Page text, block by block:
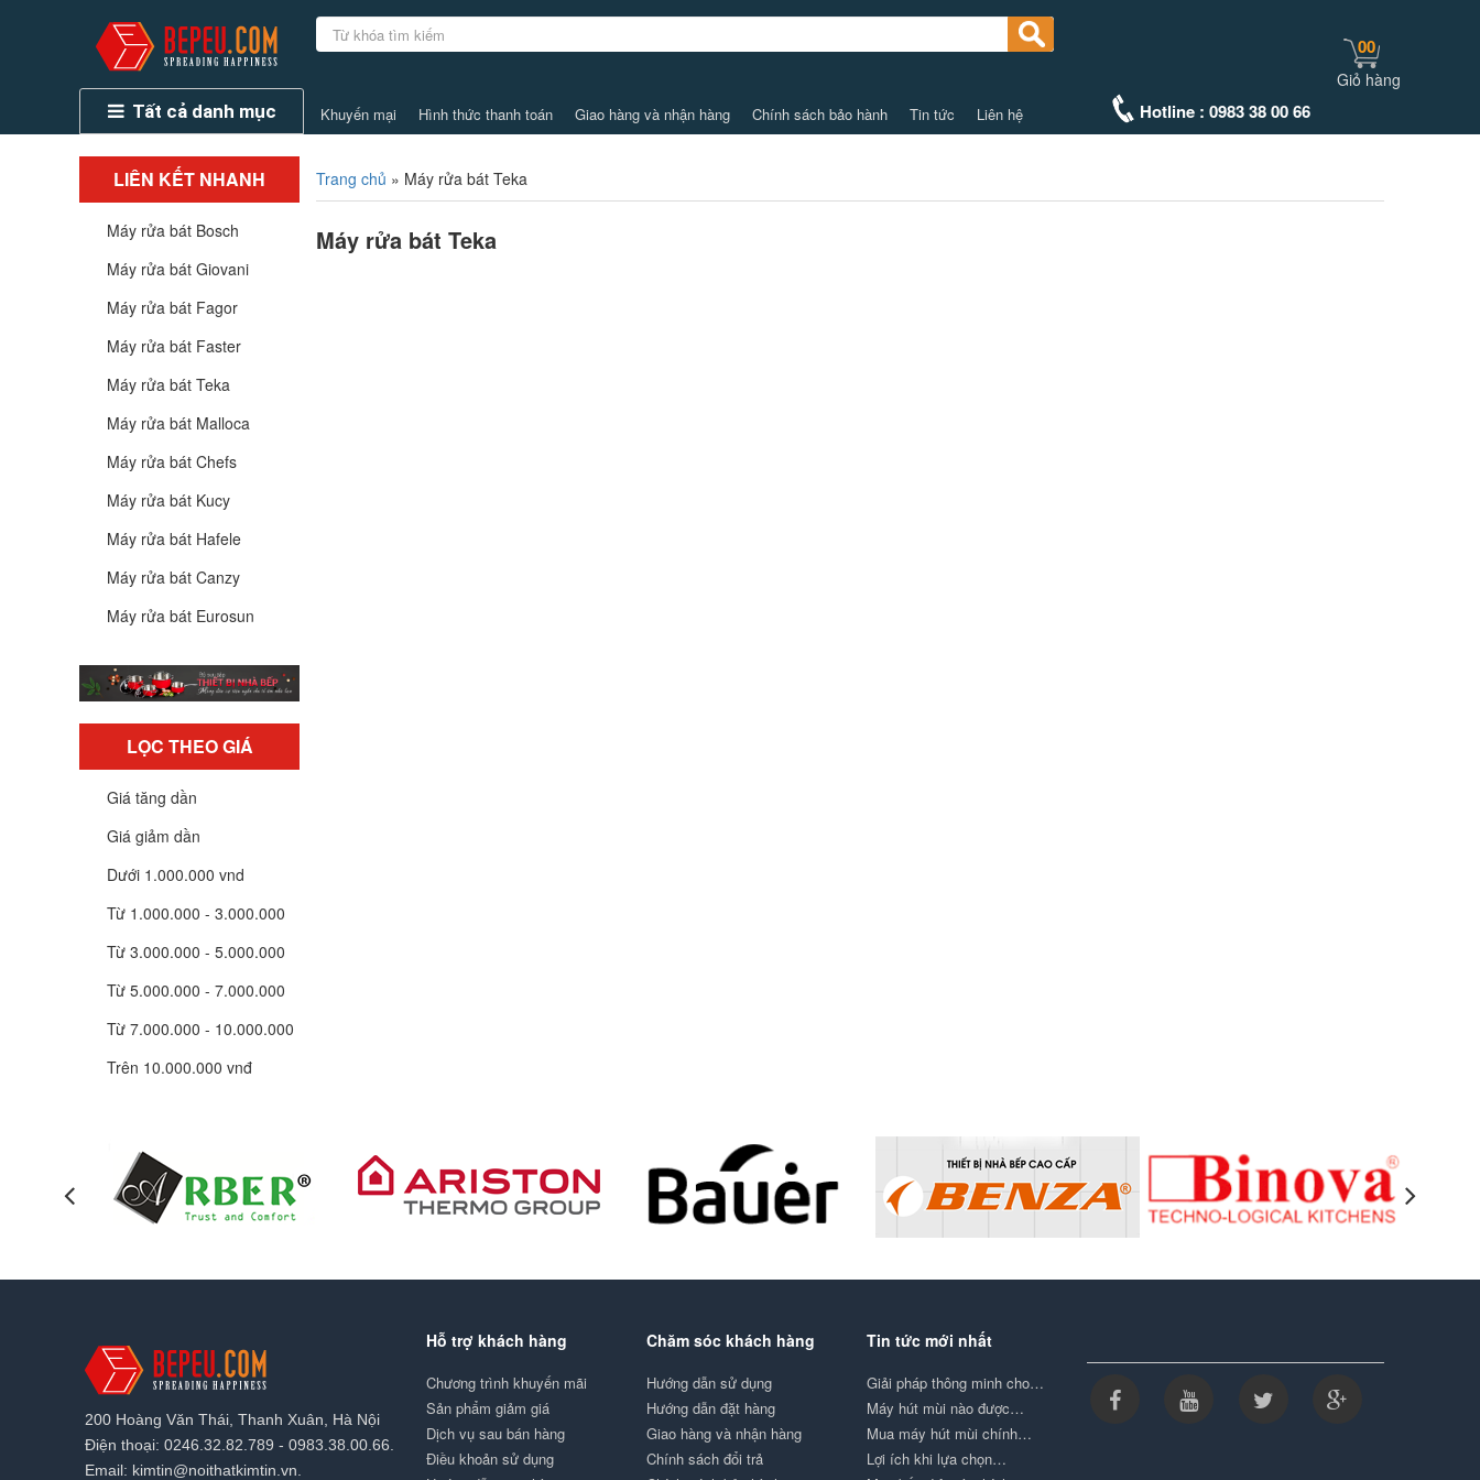
Tất cả danh mục Khuyến mại Hình thức thanh toán Giao hàng và nhận hàng Chính sách bảo hành Tin tức Liên hệ Hotline : 0983 38 00 66
00
Giỏ hàng
LIÊN KẾT NHANH
Máy rửa bát Bosch
Máy rửa bát Giovani
Máy rửa bát Fagor
Máy rửa bát Faster
Máy rửa bát Teka
Máy rửa bát Malloca
Máy rửa bát Chefs
Máy rửa bát Kucy
Máy rửa bát Hafele
Máy rửa bát Canzy
Máy rửa bát Eurosun
LỌC THEO GIÁ
Giá tăng dần
Giá giảm dần
Dưới 1.000.000 vnd
Từ 1.000.000 - 3.000.000
Từ 3.000.000 - 5.000.000
Từ 5.000.000 - 7.000.000
Từ 7.000.000 - 10.000.000
Trên 10.000.000 vnđ
Trang chủ » Máy rửa bát Teka
Máy rửa bát Teka
200 Hoàng Văn Thái, Thanh Xuân, Hà Nội
Điện thoại: 0246.32.82.789 - 0983.38.00.66.
Email: kimtin@noithatkimtin.vn.
Hỗ trợ khách hàng
Chương trình khuyến mãi
Sản phẩm giảm giá
Dịch vụ sau bán hàng
Điều khoản sử dụng
Chăm sóc khách hàng
Hướng dẫn sử dụng
Hướng dẫn đặt hàng
Giao hàng và nhận hàng
Chính sách đổi trả
Tin tức mới nhất
Giải pháp thông minh cho…
Máy hút mùi nào được…
Mua máy hút mùi chính…
Lợi ích khi lựa chọn…